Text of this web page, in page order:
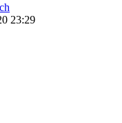
23:29